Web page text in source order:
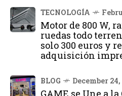
TECNOLOGÍA
Motor de 800 W,
ruedas todo
solo 300 euros y
adquisición
BLOG December
GAME se Une a